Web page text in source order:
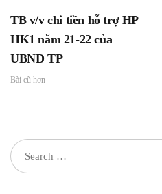
địa bàn Thành phố Hồ
Chí Minh
2023
TB v/v chi tiền hỗ trợ HP
HK1 năm 21-22 của
UBND TP
Bài cũ hơn